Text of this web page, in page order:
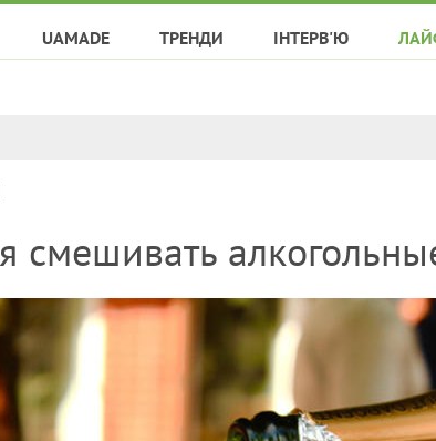
UAMADE ТРЕНДИ ІНТЕРВ'Ю
смешивать